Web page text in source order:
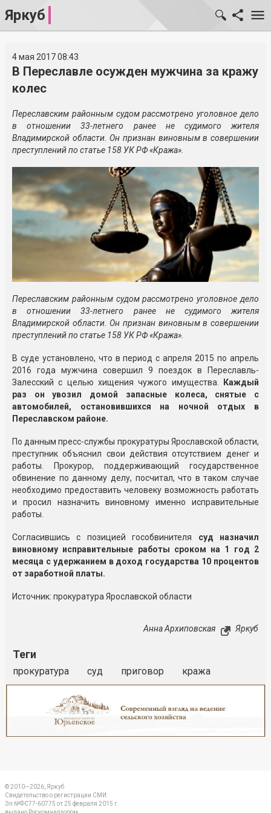
Яркуб
4 мая 2017 08:43
В Переславле осужден мужчина за кражу
колес
Переславским районным судом рассмотрено уголовное дело
в отношении 33-летнего ранее не судимого жителя
Владимирской области. Он признан виновным в совершении
преступлений по статье 158 УК РФ «Кража».
Переславским районным судом рассмотрено уголовное дело
в отношении 33-летнего ранее не судимого жителя
Владимирской области. Он признан виновным в совершении
преступлений по статье 158 УК РФ «Кража».
В суде установлено, что в период с апреля 2015 по апрель
2016 года мужчина совершил 9 поездок в Переславль-
Залесский с целью хищения чужого имущества.
Каждый
раз он увозил домой запасные колеса, снятые с
автомобилей, остановившихся на ночной отдых в
Переславском районе.
По данным пресс-службы прокуратуры Ярославской области,
преступник объяснил свои действия отсутствием денег и
работы. Прокурор, поддерживающий государственное
обвинение по данному делу, посчитал, что в таком случае
необходимо предоставить человеку возможность работать
и просил назначить виновному именно исправительные
работы.
Согласившись с позицией гособвинителя суд назначил
виновному исправительные работы сроком на 1 год 2
месяца с удержанием в доход государства 10 процентов
от заработной платы.
Источник: прокуратура Ярославской области
Анна Архиповская Яркуб
Теги
прокуратура суд приговор кража
© 2010—2026, Яркуб
Свидетельство о регистрации СМИ:
Эл №ФС77-60775 от 25 февраля 2015 г.